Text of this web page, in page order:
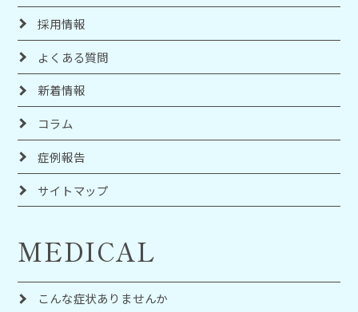
採用情報
よくある質問
新着情報
コラム
症例報告
サイトマップ
MEDICAL
こんな症状ありませんか